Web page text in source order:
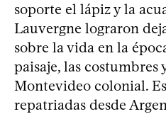
soporte el lápiz y la
Lauvergne lograron
sobre la vida en la
paisaje, las
Montevideo colonial.
repatriadas desde